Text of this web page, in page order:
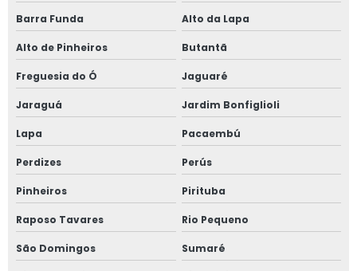
Fábrica esquadrias de alumínio
Fábrica de esquadrias de alumínio em são paulo
Fábrica de janela acústica
Fábrica de janela de alumínio sobreposta
Fábrica de janela anti ruído
Barra Funda Alto da Lapa
Alto de Pinheiros Butantã
Freguesia do Ó Jaguaré
Jaraguá Jardim Bonfiglioli
Lapa Pacaembú
Perdizes Perús
Pinheiros Pirituba
Raposo Tavares Rio Pequeno
São Domingos Sumaré